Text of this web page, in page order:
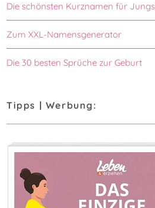
Die schönsten Kurznamen für Jungs
Zum XXL-Namensgenerator
Die 30 besten Sprüche zur Geburt
Tipps | Werbung: